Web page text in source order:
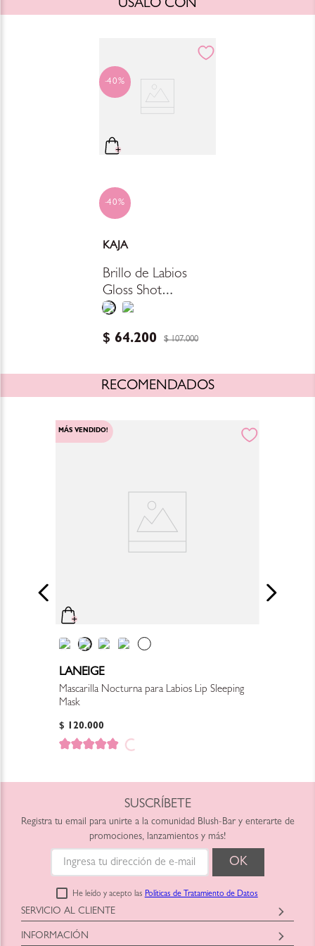
ÚSALO CON
40%
40%
KAJA
Brillo de Labios
Gloss Shot
Hydrating Lip Gloss
$ 64.200 $ 107.000
RECOMENDADOS
MÁS VENDIDO!
LANEIGE
Mascarilla Nocturna para Labios Lip Sleeping
Mask
$ 120.000
SUSCRÍBETE
Registra tu email para unirte a la comunidad Blush-Bar y enterarte de
promociones, lanzamientos y más!
He leído y acepto las Políticas de Tratamiento de Datos
SERVICIO AL CLIENTE
Horario: Lunes a Viernes
INFORMACIÓN